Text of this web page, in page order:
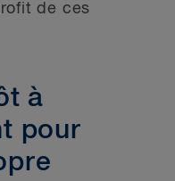
de ces
à
pour